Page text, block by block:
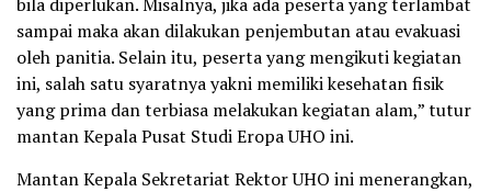
sampai maka akan dilakukan penjembutan atau evakuasi
oleh panitia. Selain itu, peserta yang mengikuti kegiatan
ini, salah satu syaratnya yakni memiliki kesehatan fisik
yang prima dan terbiasa melakukan kegiatan alam,” tutur
mantan Kepala Pusat Studi Eropa UHO ini.
Mantan Kepala Sekretariat Rektor UHO ini menerangkan,